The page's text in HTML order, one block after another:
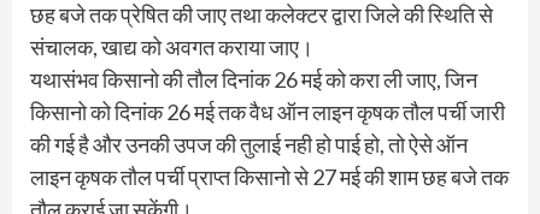
छह बजे तक प्रेषित की जाए तथा कलेक्टर द्वारा जिले की स्थिति से
संचालक, खाद्य को अवगत कराया जाए।
यथासंभव किसानो की तौल दिनांक 26 मई को करा ली जाए, जिन
किसानो को दिनांक 26 मई तक वैध ऑन लाइन कृषक तौल पर्ची जारी
की गई है और उनकी उपज की तुलाई नही हो पाई हो, तो ऐसे ऑन
लाइन कृषक तौल पर्ची प्राप्त किसानो से 27 मई की शाम छह बजे तक